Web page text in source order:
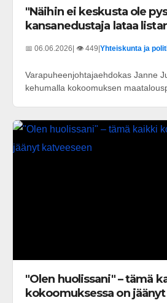
"Näihin ei keskusta ole
kansanedustaja lataa
📅 06.06.2026 | 👁️ 449 Yhteiskunta ja
Varapuheenjohtajaehdokas Janne
kehumalla kokoomuksen
"Olen huolissani" – tämä
kokoomuksessa on